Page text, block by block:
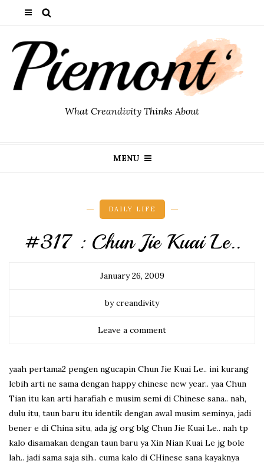
What Creandivity Thinks About
MENU
DAILY LIFE
#317 : Chun Jie Kuai Le..
January 26, 2009
by creandivity
Leave a comment
yaah pertama2 pengen ngucapin Chun Jie Kuai Le.. ini kurang
lebih arti ne sama dengan happy chinese new year.. yaa Chun
Tian itu kan arti harafiah e musim semi di Chinese sana.. nah,
dulu itu, taun baru itu identik dengan awal musim seminya, jadi
bener e di China situ, ada jg org blg Chun Jie Kuai Le.. nah tp
kalo disamakan dengan taun baru ya Xin Nian Kuai Le jg bole
lah.. jadi sama saja sih.. cuma kalo di CHinese sana kayaknya